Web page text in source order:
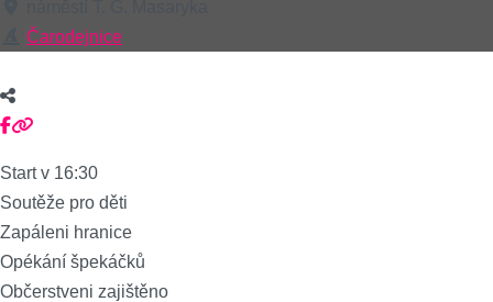
Čarodejnice
Start v 16:30
Soutěže pro děti
Zapáleni hranice
Opékání špekáčků
Občerstveni zajištěno